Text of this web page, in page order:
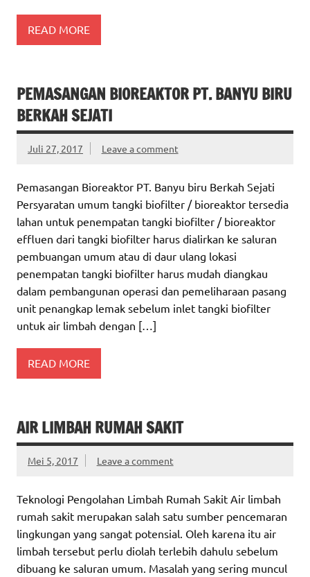
READ MORE
PEMASANGAN BIOREAKTOR PT. BANYU BIRU
BERKAH SEJATI
Juli 27, 2017 Leave a comment
Pemasangan Bioreaktor PT. Banyu biru Berkah Sejati
Persyaratan umum tangki biofilter / bioreaktor tersedia
lahan untuk penempatan tangki biofilter / bioreaktor
effluen dari tangki biofilter harus dialirkan ke saluran
pembuangan umum atau di daur ulang lokasi
penempatan tangki biofilter harus mudah diangkau
dalam pembangunan operasi dan pemeliharaan pasang
unit penangkap lemak sebelum inlet tangki biofilter
untuk air limbah dengan […]
READ MORE
AIR LIMBAH RUMAH SAKIT
Mei 5, 2017 Leave a comment
Teknologi Pengolahan Limbah Rumah Sakit Air limbah
rumah sakit merupakan salah satu sumber pencemaran
lingkungan yang sangat potensial. Oleh karena itu air
limbah tersebut perlu diolah terlebih dahulu sebelum
dibuang ke saluran umum. Masalah yang sering muncul